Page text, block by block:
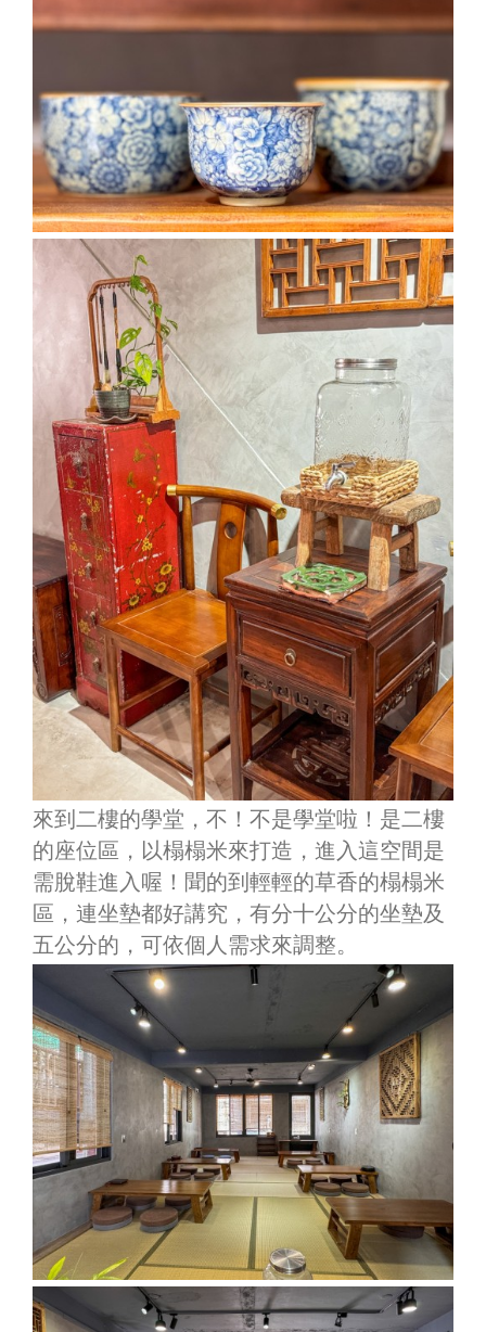
來到二樓的學堂，不！不是學堂啦！是二樓
的座位區，以榻榻米來打造，進入這空間是
需脫鞋進入喔！聞的到輕輕的草香的榻榻米
區，連坐墊都好講究，有分十公分的坐墊及
五公分的，可依個人需求來調整。